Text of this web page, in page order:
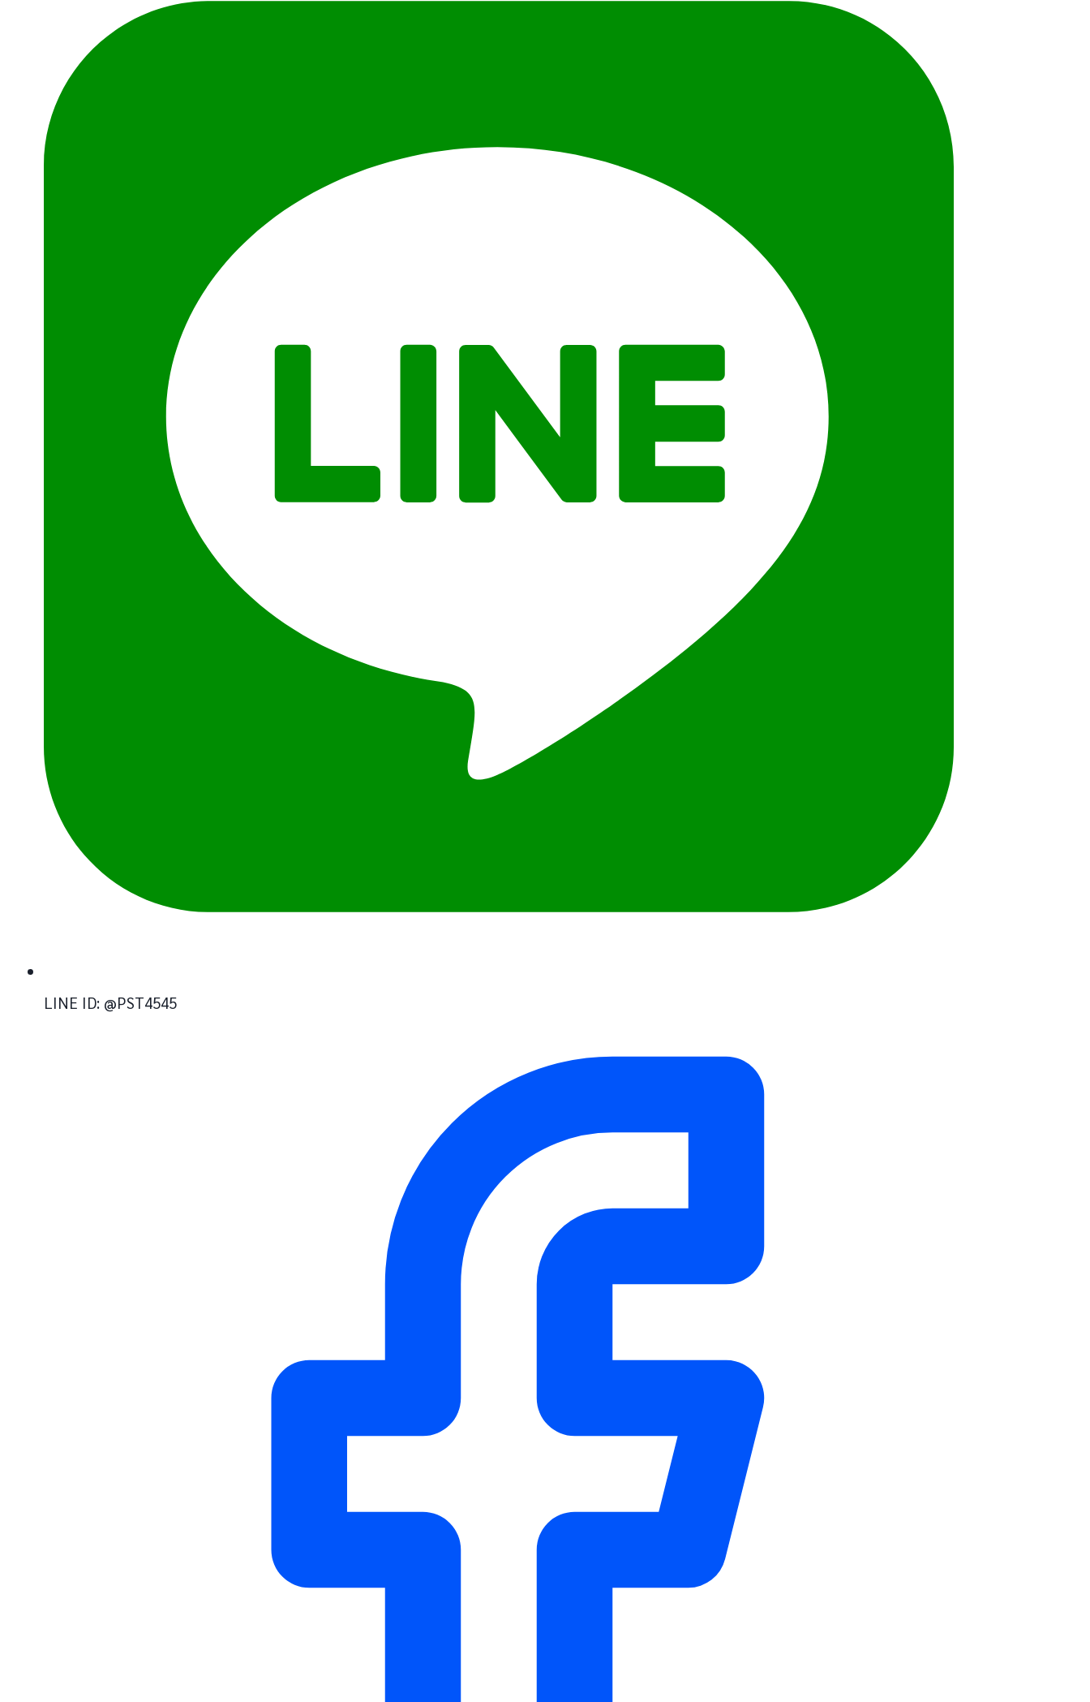
LINE ID: @PST4545